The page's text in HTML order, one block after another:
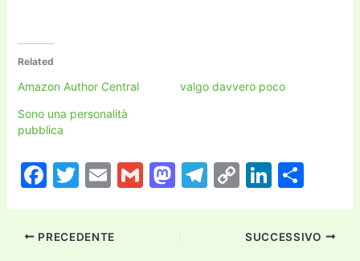
Related
Amazon Author Central
valgo davvero poco
Sono una personalità
pubblica
F
c
e
T
itt
er
E
ai
l
G
M T
C
p
y
Li
k
e
n
di
PRECEDENTE SUCCESSIVO